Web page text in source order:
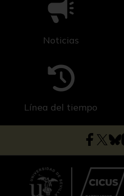
Noticias
Línea del tiempo